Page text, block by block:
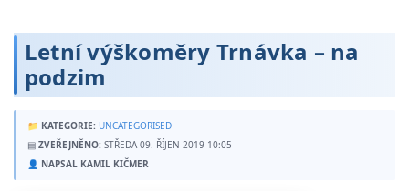
Letní výškoměry Trnávka – na
podzim
📁 KATEGORIE: UNCATEGORISED
▤ ZVEŘEJNĚNO: STŘEDA 09. ŘÍJEN 2019 10:05
👤 NAPSAL KAMIL KIČMER